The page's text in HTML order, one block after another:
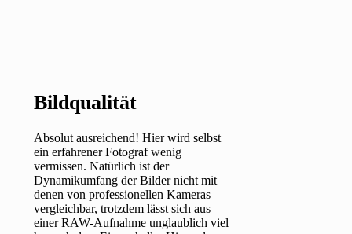
Bildqualität
Absolut ausreichend! Hier wird selbst
ein erfahrener Fotograf wenig
vermissen. Natürlich ist der
Dynamikumfang der Bilder nicht mit
denen von professionellen Kameras
vergleichbar, trotzdem lässt sich aus
einer RAW-Aufnahme unglaublich viel